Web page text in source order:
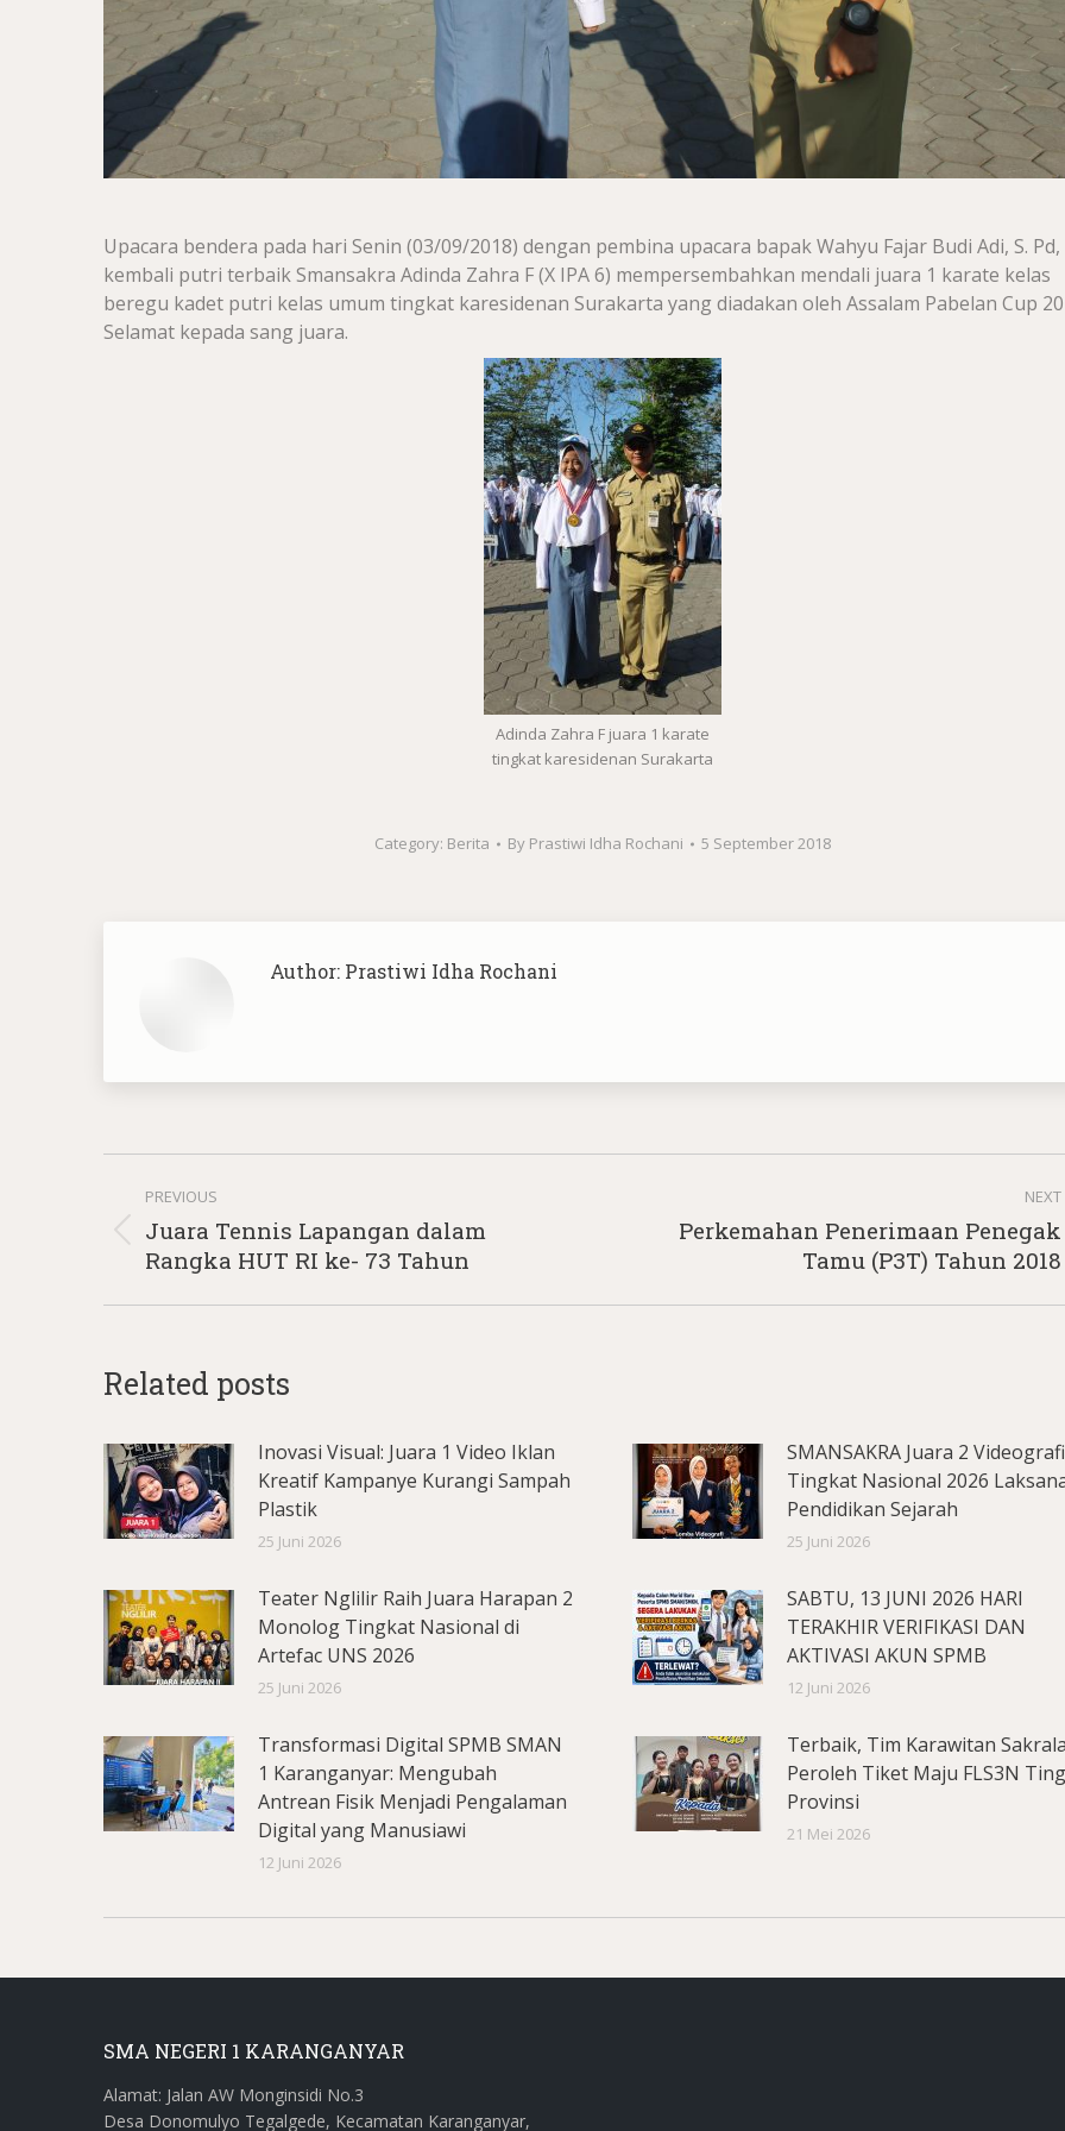
Upacara bendera pada hari Senin (03/09/2018) dengan pembina upacara bapak Wahyu Fajar Budi Adi, S. Pd,
kembali putri terbaik Smansakra Adinda Zahra F (X IPA 6) mempersembahkan mendali juara 1 karate kelas
beregu kadet putri kelas umum tingkat karesidenan Surakarta yang diadakan oleh Assalam Pabelan Cup
Selamat kepada sang juara.
Adinda Zahra F juara 1 karate
tingkat karesidenan Surakarta
Category: Berita By Prastiwi Idha Rochani 5 September 2018
Author: Prastiwi Idha Rochani
Post
navigation
PREVIOUS
Previous
post:
Juara Tennis Lapangan dalam
Rangka HUT RI ke- 73 Tahun
NEXT
NextPerkemahan Penerimaan Penegak
Tamu (P3T) Tahun 2018
Related posts
Inovasi Visual: Juara 1 Video Iklan
Kreatif Kampanye Kurangi Sampah
Plastik
25 Juni 2026
SMANSAKRA Juara 2 Videografi
Tingkat Nasional 2026
Pendidikan Sejarah
25 Juni 2026
Teater Nglilir Raih Juara Harapan 2
Monolog Tingkat Nasional di
Artefac UNS 2026
25 Juni 2026
SABTU, 13 JUNI 2026 HARI
TERAKHIR VERIFIKASI DAN
AKTIVASI AKUN SPMB
12 Juni 2026
Transformasi Digital SPMB SMAN
1 Karanganyar: Mengubah
Antrean Fisik Menjadi Pengalaman
Digital yang Manusiawi
12 Juni 2026
Terbaik, Tim Karawitan
Peroleh Tiket Maju FLS3N
Provinsi
21 Mei 2026
SMA NEGERI 1 KARANGANYAR
Alamat: Jalan AW Monginsidi No.3
Desa Donomulyo Tegalgede, Kecamatan Karanganyar,